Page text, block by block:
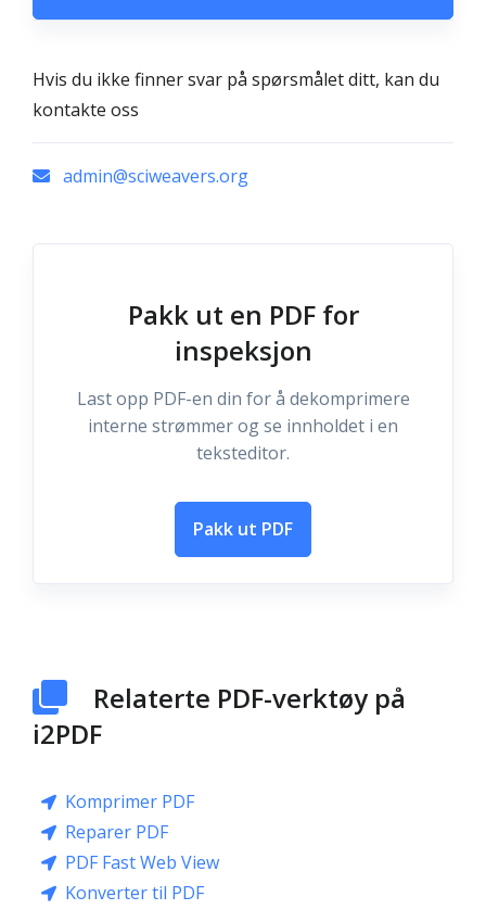
Hvis du ikke finner svar på spørsmålet ditt, kan du
kontakte oss
admin@sciweavers.org
Pakk ut en PDF for
inspeksjon
Last opp PDF-en din for å dekomprimere
interne strømmer og se innholdet i en
teksteditor.
Pakk ut PDF
Relaterte PDF-verktøy på
i2PDF
Komprimer PDF
Reparer PDF
PDF Fast Web View
Konverter til PDF